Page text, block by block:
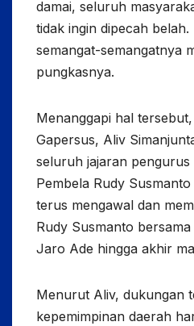
damai, seluruh
tidak ingin dipecah
semangat-semangatnya
pungkasnya.
Menanggapi hal
Gapersus, Aliv
seluruh jajaran pengurus
Pembela Rudy
terus mengawal dan
Rudy Susmanto
Jaro Ade hingga akhir
Menurut Aliv, dukungan
kepemimpinan daerah